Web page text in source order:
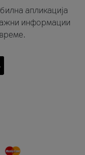
апликација
информации